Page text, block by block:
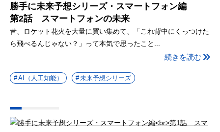
勝手に未来予想シリーズ・スマートフォン編
第2話 スマートフォンの未来
昔、ロケット花火を大量に買い集めて、「これ背中にくっつけた
ら飛べるんじゃない？」って本気で思ったこと...
続きを読む
AI（人工知能） 未来予想シリーズ